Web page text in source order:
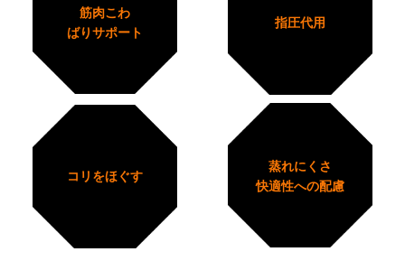
筋肉こわ
ばりサポート
指圧代用
コリをほぐす
蒸れにくさ
快適性への配慮